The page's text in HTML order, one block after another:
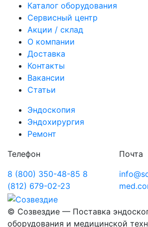
Каталог оборудования
Сервисный центр
Акции / склад
О компании
Доставка
Контакты
Вакансии
Статьи
Эндоскопия
Эндохирургия
Ремонт
Телефон
8 (800) 350-48-85 8
(812) 679-02-23
Почта
© Созвездие — Поставка
оборудования и медицинской